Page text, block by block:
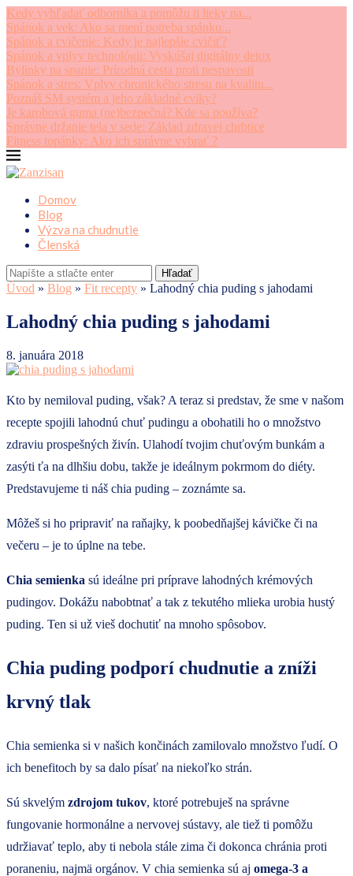
Kedy vyhľadať odborníka a pomôžu ti lieky na...
Spánok a vek: Ako sa mení potreba spánku...
Spánok a cvičenie: Kedy je najlepšie cvičiť?
Spánok a vplyv technológii: Vyskúšaj digitálny detox
Bylinky na spanie: Prírodná cesta proti nespavosti
Spánok a stres: Vplyv chronického stresu na kvalitu...
Poznáš SM systém a jeho základné cviky?
Je karobová guma (ne)bezpečná? Kde sa používa?
Správne držanie tela v sede: Základ zdravej chrbtice
Fitness topánky: Ako ich správne vybrať ?
Domov
Blog
Výzva na chudnutie
Členská
Hľadať
Úvod » Blog » Fit recepty » Lahodný chia puding s jahodami
Lahodný chia puding s jahodami
8. januára 2018
Kto by nemiloval puding, však? A teraz si predstav, že sme v našom
recepte spojili lahodnú chuť pudingu a obohatili ho o množstvo
zdraviu prospešných živín. Ulahodí tvojim chuťovým bunkám a
zasýti ťa na dlhšiu dobu, takže je ideálnym pokrmom do diéty.
Predstavujeme ti náš chia puding – zoznámte sa.
Môžeš si ho pripraviť na raňajky, k poobedňajšej kávičke či na
večeru – je to úplne na tebe.
Chia semienka sú ideálne pri príprave lahodných krémových
pudingov. Dokážu nabobtnať a tak z tekutého mlieka urobia hustý
puding. Ten si už vieš dochutiť na mnoho spôsobov.
Chia puding podporí chudnutie a zníži
krvný tlak
Chia semienka si v našich končinách zamilovalo množstvo ľudí. O
ich benefitoch by sa dalo písať na niekoľko strán.
Sú skvelým zdrojom tukov, ktoré potrebuješ na správne
fungovanie hormonálne a nervovej sústavy, ale tiež ti pomôžu
udržiavať teplo, aby ti nebola stále zima či dokonca chránia proti
poraneniu, najmä orgánov. V chia semienka sú aj omega-3 a